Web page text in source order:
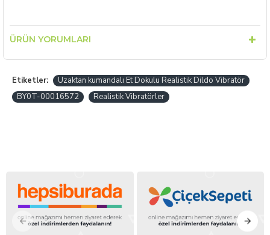
ÜRÜN YORUMLARI
Etiketler:
Uzaktan kumandalı Et Dokulu Realistik Dildo Vibratör
BY0T-00016572
Realistik Vibratörler